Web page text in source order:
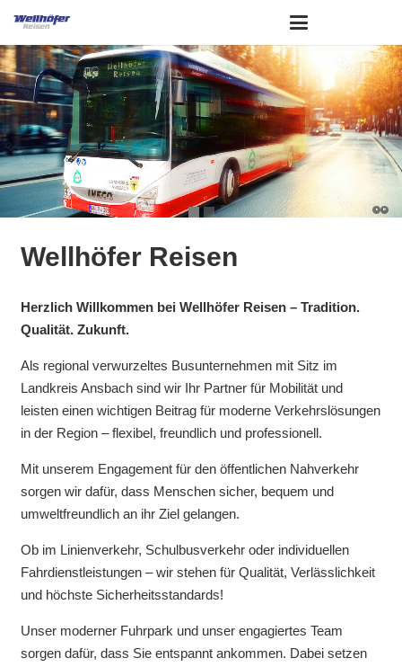
Wellhöfer Reisen
Herzlich Willkommen bei Wellhöfer Reisen – Tradition.
Qualität. Zukunft.
Als regional verwurzeltes Busunternehmen mit Sitz im
Landkreis Ansbach sind wir Ihr Partner für Mobilität und
leisten einen wichtigen Beitrag für moderne Verkehrslösungen
in der Region – flexibel, freundlich und professionell.
Mit unserem Engagement für den öffentlichen Nahverkehr
sorgen wir dafür, dass Menschen sicher, bequem und
umweltfreundlich an ihr Ziel gelangen.
Ob im Linienverkehr, Schulbusverkehr oder individuellen
Fahrdienstleistungen – wir stehen für Qualität, Verlässlichkeit
und höchste Sicherheitsstandards!
Unser moderner Fuhrpark und unser engagiertes Team
sorgen dafür, dass Sie entspannt ankommen. Dabei setzen